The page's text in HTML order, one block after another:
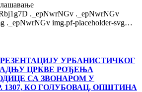
._epNwrNGv ._epNwrNGv
._epNwrNGv img.pf-placeholder-svg…
УРБАНИСТИЧКОГ
ЦРКВЕ РОЂЕЊА
СА ЗВОНАРОМ У
1307, КО ГОЛУБОВАЦ, ОПШТИНА